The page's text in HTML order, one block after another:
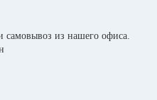
самовывоз из нашего офиса.